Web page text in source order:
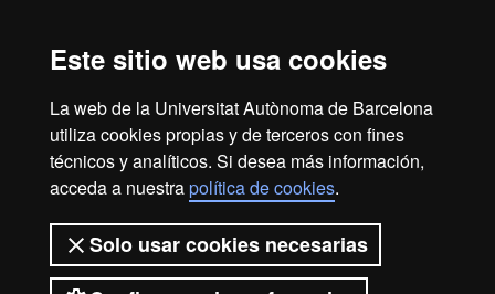
Este sitio web usa cookies
La web de la Universitat Autònoma de Barcelona
utiliza cookies propias y de terceros con fines
técnicos y analíticos. Si desea más información,
acceda a nuestrapolítica de cookies.
Solo usar cookies necesarias
La información sobre las lenguas utilizadas en cada asignatura se
puede consultar entrando en la guía docente de cada asignatura.
44380 - Localización Multimedia y de Videojuegos B-A (2025-26)
44384 - Localización Multimedia y de Videojuegos B-A (2025-26)
43772 - Trabajo de Fin de Máster (2025-26)
43765 - Trabajo de Fin de Máster (2025-26)